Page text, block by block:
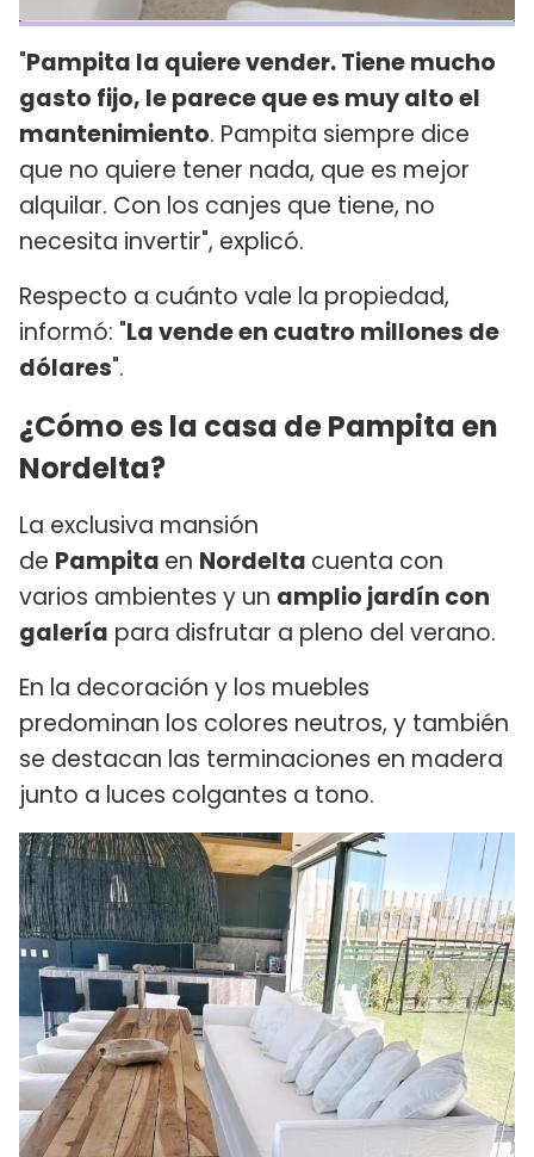
"Pampita la quiere vender. Tiene mucho
gasto fijo, le parece que es muy alto el
mantenimiento. Pampita siempre dice
que no quiere tener nada, que es mejor
alquilar. Con los canjes que tiene, no
necesita invertir", explicó.
Respecto a cuánto vale la propiedad,
informó: "La vende en cuatro millones de
dólares".
¿Cómo es la casa de Pampita en
Nordelta?
La exclusiva mansión
de Pampita en Nordelta cuenta con
varios ambientes y un amplio jardín con
galería para disfrutar a pleno del verano.
En la decoración y los muebles
predominan los colores neutros, y también
se destacan las terminaciones en madera
junto a luces colgantes a tono.